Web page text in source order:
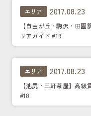
エリア 2017.08.23
【自由が丘・駒沢・田園
リアガイド #19
エリア 2017.08.23
【池尻・三軒茶屋】高級
#18